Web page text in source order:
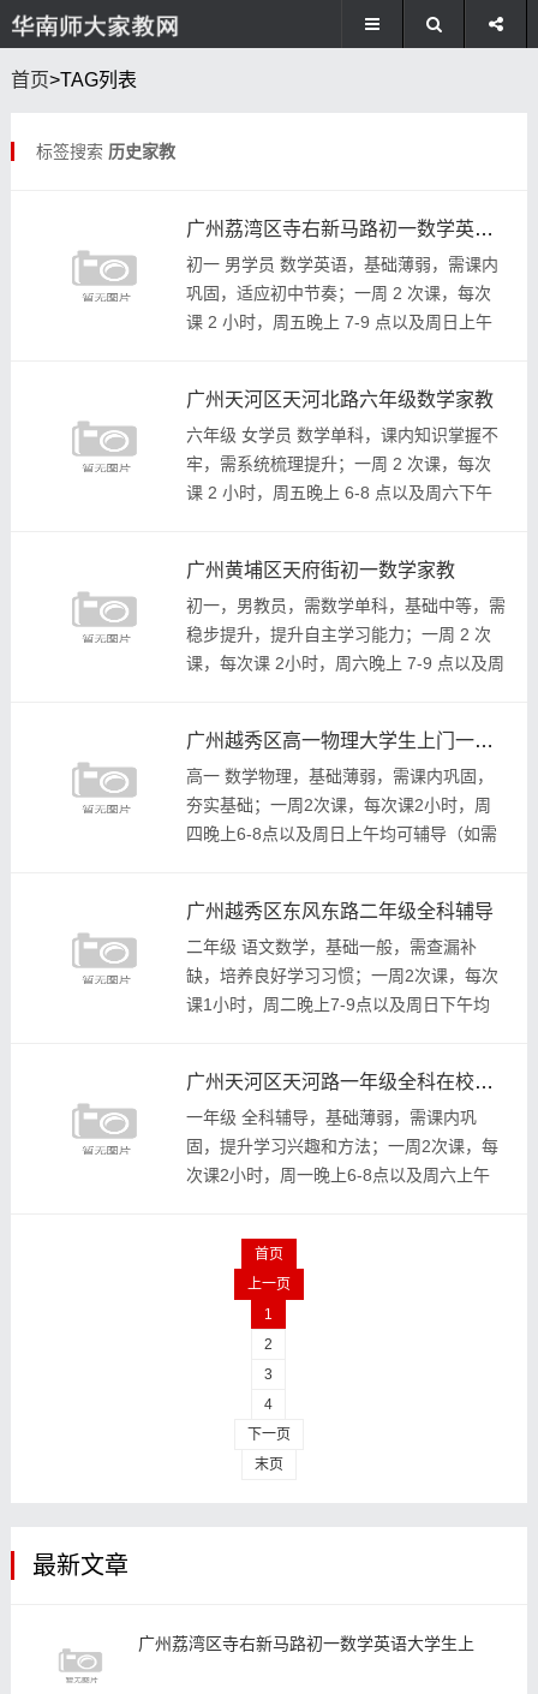
首页>TAG列表
标签搜索 历史家教
广州荔湾区寺右新马路初一数学英语大学生上门家教
初一 男学员 数学英语，基础薄弱，需课内
巩固，适应初中节奏；一周 2 次课，每次
课 2 小时，周五晚上 7-9 点以及周日上午
广州天河区天河北路六年级数学家教
六年级 女学员 数学单科，课内知识掌握不
牢，需系统梳理提升；一周 2 次课，每次
课 2 小时，周五晚上 6-8 点以及周六下午
广州黄埔区天府街初一数学家教
初一，男教员，需数学单科，基础中等，需
稳步提升，提升自主学习能力；一周 2 次
课，每次课 2小时，周六晚上 7-9 点以及周
教...
广州越秀区高一物理大学生上门一对一家教
高一 数学物理，基础薄弱，需课内巩固，
夯实基础；一周2次课，每次课2小时，周
四晚上6-8点以及周日上午均可辅导（如需
导，有相...
广州越秀区东风东路二年级全科辅导
二年级 语文数学，基础一般，需查漏补
缺，培养良好学习习惯；一周2次课，每次
课1小时，周二晚上7-9点以及周日下午均
心，善于激发...
广州天河区天河路一年级全科在校大学生家教
一年级 全科辅导，基础薄弱，需课内巩
固，提升学习兴趣和方法；一周2次课，每
次课2小时，周一晚上6-8点以及周六上午
和力，善沟...
首页
上一页
1
2
3
4
下一页
末页
最新文章
广州荔湾区寺右新马路初一数学英语大学生上